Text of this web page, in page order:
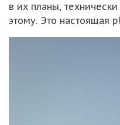
в их планы,
этому. Это настоящая